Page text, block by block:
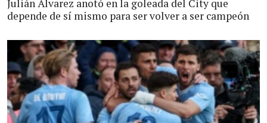
Julián Álvarez anotó en la goleada del City que
depende de sí mismo para ser volver a ser campeón